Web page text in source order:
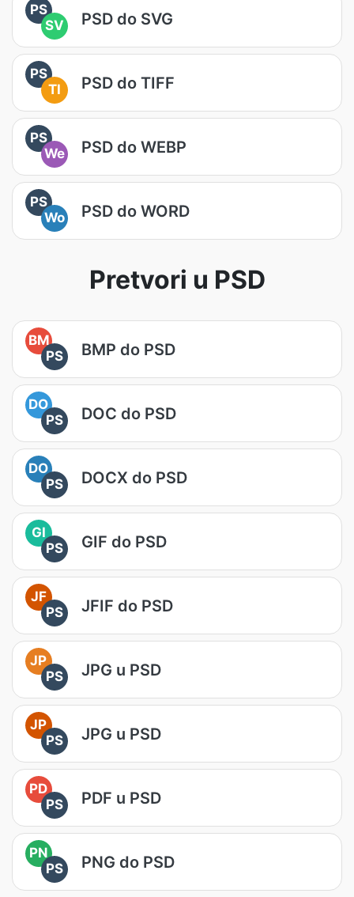
PS
SV
PSD do SVG
PS
TI
PSD do TIFF
PS
We
PSD do WEBP
PS
Wo
PSD do WORD
Pretvori u PSD
BM
PS
BMP do PSD
DO
PS
DOC do PSD
DO
PS
DOCX do PSD
GI
PS
GIF do PSD
JF
PS
JFIF do PSD
JP
PS
JPG u PSD
JP
PS
JPG u PSD
PD
PS
PDF u PSD
PN
PS
PNG do PSD